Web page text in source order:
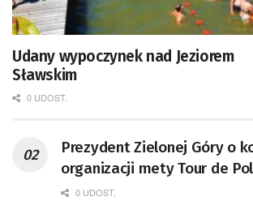
Udany wypoczynek nad Jeziorem
Sławskim
0 UDOST.
Prezydent Zielonej Góry o
organizacji mety Tour de
0 UDOST.